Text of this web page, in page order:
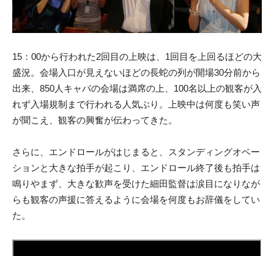
15：00から行われた2回目の上映は、1回目を上回るほどの大
盛況。会場入口が見えないほどの長蛇の列が開場30分前から
出来、850人キャパの会場は満席の上、100名以上の観客が入
れず入場規制まで行われる人気ぶり。上映中は何度も笑い声
が聞こえ、観客の興奮が伝わってきた。
さらに、エンドロールがはじまると、スタンディングオベー
ションと大きな拍手が起こり、エンドロール終了後も拍手は
鳴りやまず、大きな歓声を受けた細田監督は涙目になりなが
らも観客の声援に答えるように会場を何度もお辞儀をしてい
た。